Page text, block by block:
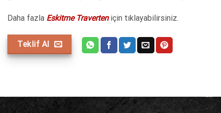
Daha fazla Eskitme Traverteniçin tıklayabilirsiniz.
Teklif Al